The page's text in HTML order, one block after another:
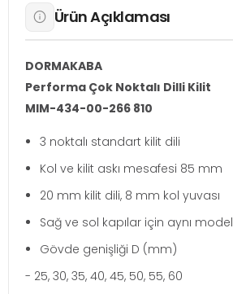
Ürün Açıklaması
DORMAKABA
Performa Çok Noktalı Dilli Kilit
MIM-434-00-266 810
3 noktalı standart kilit dili
Kol ve kilit askı mesafesi 85 mm
20 mm kilit dili, 8 mm kol yuvası
Sağ ve sol kapılar için aynı model
Gövde genişliği D (mm)
- 25, 30, 35, 40, 45, 50, 55, 60